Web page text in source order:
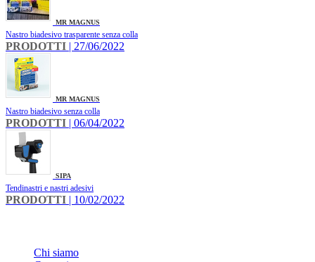
MR MAGNUS
Nastro biadesivo trasparente senza colla
PRODOTTI | 27/06/2022
MR MAGNUS
Nastro biadesivo senza colla
PRODOTTI | 06/04/2022
SIPA
Tendinastri e nastri adesivi
PRODOTTI | 10/02/2022
Chi siamo